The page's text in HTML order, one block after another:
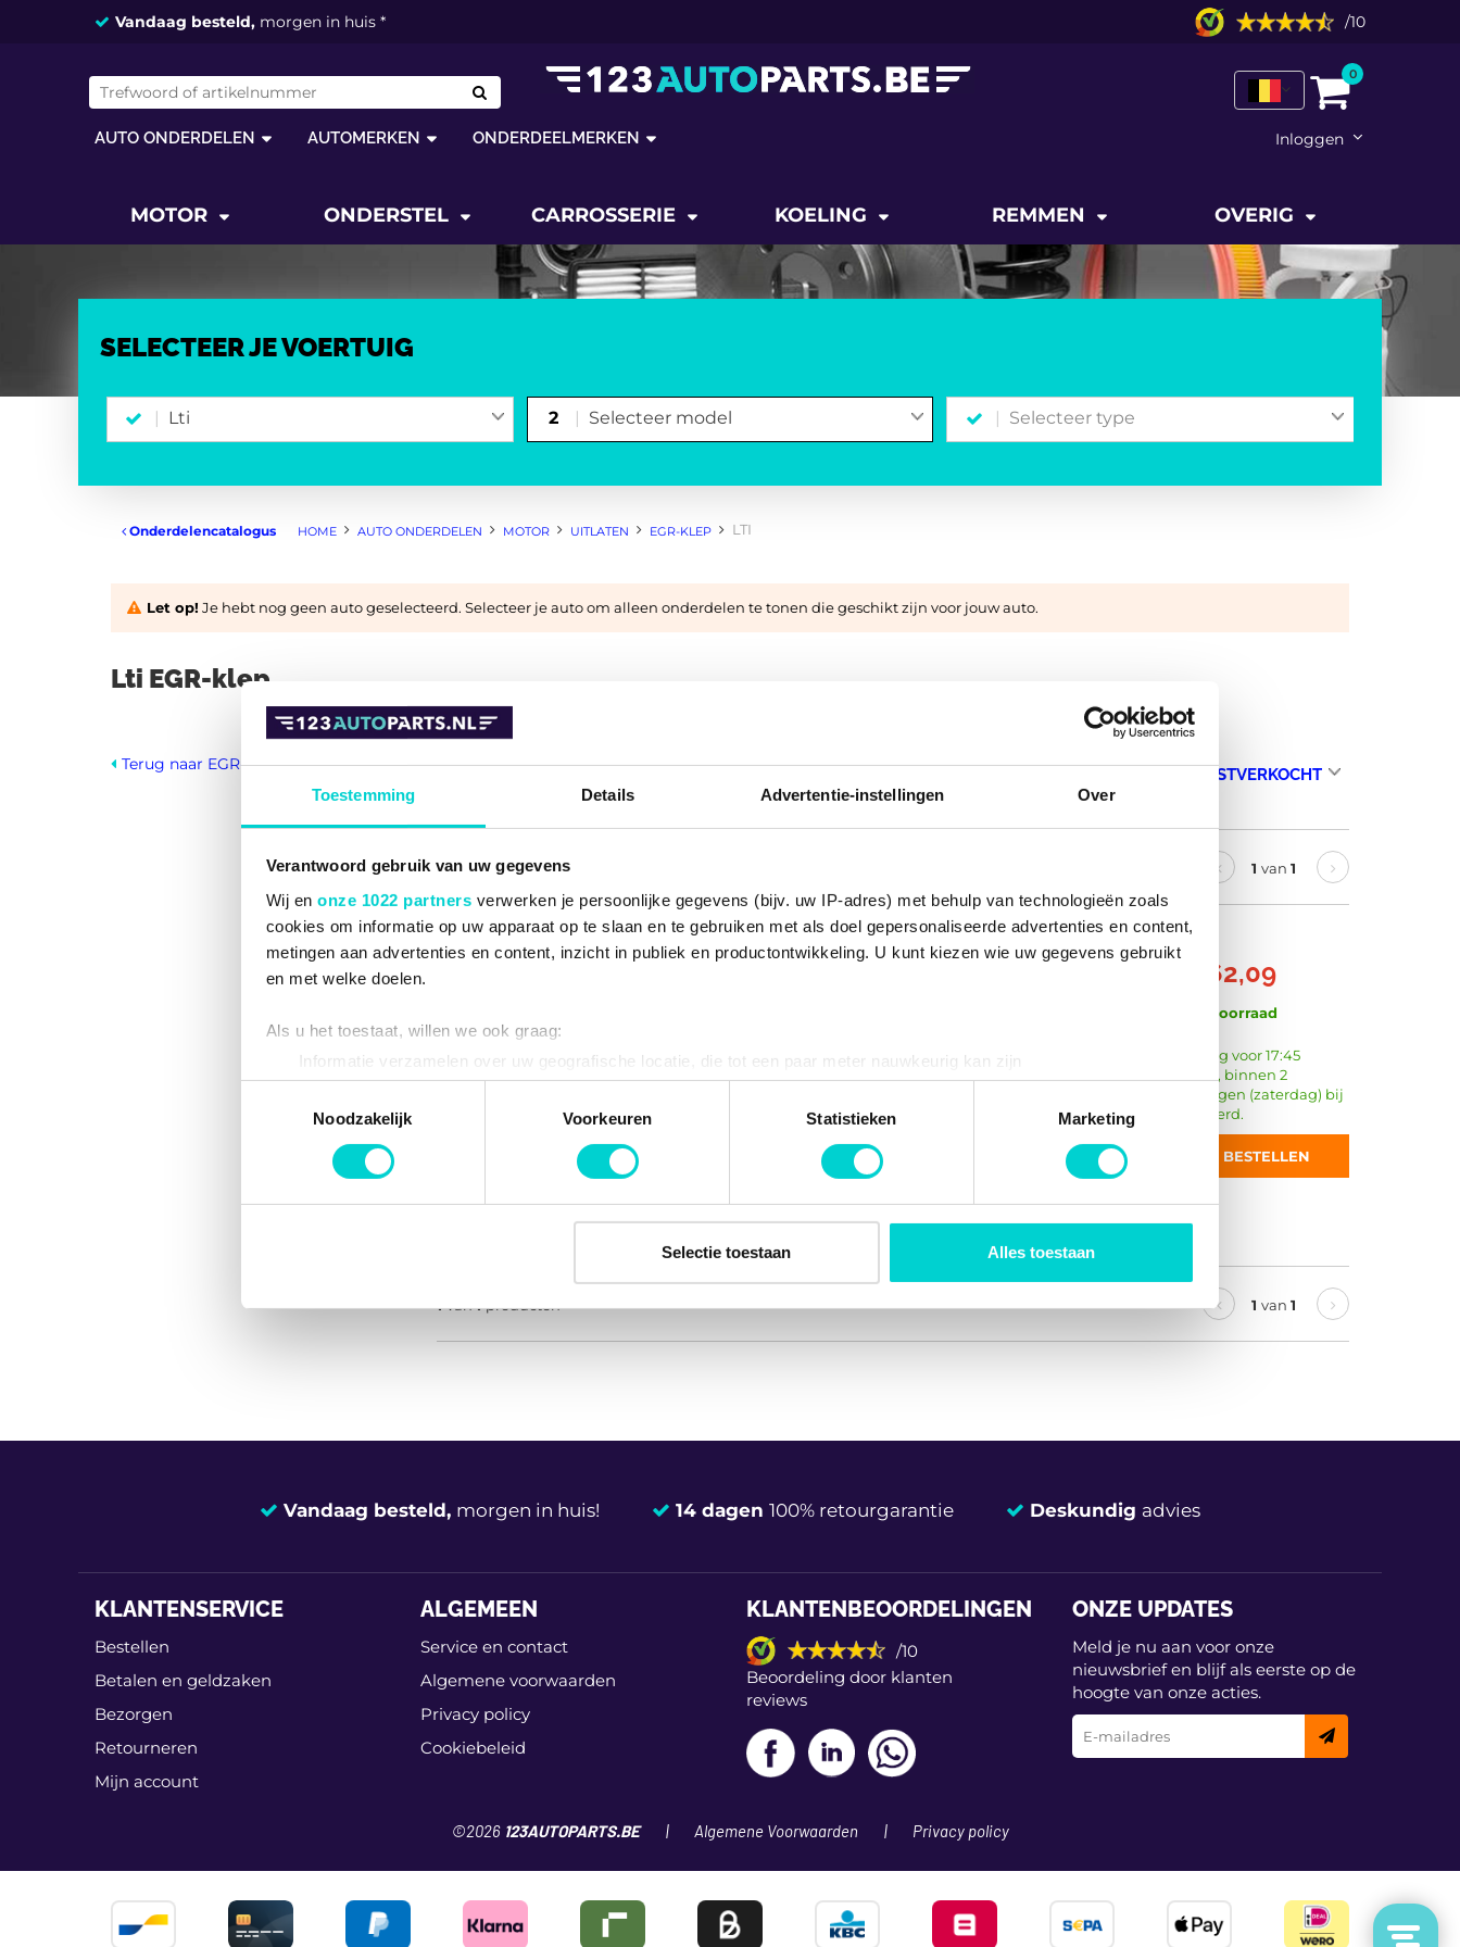
Toestemming Details Advertentie-instellingen Over
Verantwoord gebruik van uw gegevens
Wij en onze 1022 partners verwerken je persoonlijke gegevens (bijv. uw IP-adres) met behulp van technologieën zoals
cookies om informatie op uw apparaat op te slaan en te gebruiken met als doel gepersonaliseerde advertenties en content,
metingen aan advertenties en content, inzicht in publiek en productontwikkeling. U kunt kiezen wie uw gegevens gebruikt
en met welke doelen.
Als u het toestaat, willen we ook graag:
Informatie verzamelen over uw geografische locatie, die tot een paar meter nauwkeurig kan zijn
Uw apparaat identificeren door het actief te scannen op specifieke eigenschappen (fingerprinting)
Lees meer over hoe uw persoonlijke gegevens worden verwerkt en stel uw voorkeuren in het
detailgedeeltein. U kunt uw
toestemming op elk moment wijzigen of intrekken in de Cookieverklaring.
websiteverkeer te analyseren. Ook delen we informatie over uw gebruik van onze site met onze partners voor social
media, adverteren en analyse. Deze partners kunnen deze gegevens combineren met andere informatie die u aan ze heeft
Noodzakelijk
Voorkeuren Statistieken Marketing
Selectie toestaan Alles toestaan
Vandaag besteld, morgen in huis * /10
0
Inloggen
AUTO ONDERDELEN AUTOMERKEN ONDERDEELMERKEN
MOTOR ONDERSTEL CARROSSERIE KOELING REMMEN OVERIG
SELECTEER JE VOERTUIG
Lti 2 Selecteer model Selecteer type
Onderdelencatalogus HOME AUTO ONDERDELEN MOTOR UITLATEN EGR-KLEP LTI
Let op! Je hebt nog geen auto geselecteerd. Selecteer je auto om alleen onderdelen te tonen die geschikt zijn voor jouw auto.
Lti EGR-klep
Terug naar EGR-klep
1van1producten 1 van 1
90639
Werkwijze
Electrisch
Aanvullend artikel/aanvullende informatie
Met pakkingen
Connectorhuisvorm
€ 262,09
Op voorraad
Vandaag voor 17:45
besteld, binnen 2
werkdagen (zaterdag) bij
u geleverd.
BESTELLEN
1van1producten 1 van 1
Vandaag besteld, morgen in huis! 14 dagen 100% retourgarantie Deskundig advies
KLANTENSERVICE
Bestellen
Betalen en geldzaken
Bezorgen
Retourneren
Mijn account
ALGEMEEN
Service en contact
Algemene voorwaarden
Privacy policy
Cookiebeleid
KLANTENBEOORDELINGEN
/10
Beoordeling door klanten
reviews
ONZE UPDATES
Meld je nu aan voor onze
nieuwsbrief en blijf als eerste op de
hoogte van onze acties.
©2026 123AUTOPARTS.BE Algemene Voorwaarden Privacy policy